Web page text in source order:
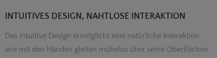
INTUITIVES DESIGN, NAHTLOSE INTERAKTION
Das intuitive Design ermöglicht eine natürliche Interaktion
wie mit den Händen gleiten mühelos über seine Oberflächen